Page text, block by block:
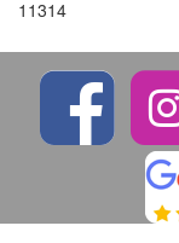
11314